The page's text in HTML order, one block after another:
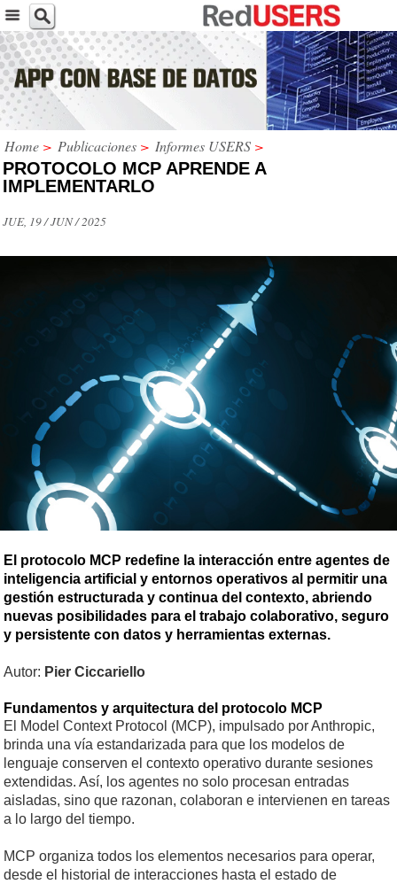
Home > Publicaciones > Informes USERS >
PROTOCOLO MCP APRENDE A
IMPLEMENTARLO
JUE, 19 / JUN / 2025
El protocolo MCP redefine la interacción entre agentes de
inteligencia artificial y entornos operativos al permitir una
gestión estructurada y continua del contexto, abriendo
nuevas posibilidades para el trabajo colaborativo, seguro
y persistente con datos y herramientas externas.
Autor: Pier Ciccariello
Fundamentos y arquitectura del protocolo MCP
El Model Context Protocol (MCP), impulsado por Anthropic,
brinda una vía estandarizada para que los modelos de
lenguaje conserven el contexto operativo durante sesiones
extendidas. Así, los agentes no solo procesan entradas
aisladas, sino que razonan, colaboran e intervienen en tareas
a lo largo del tiempo.
MCP organiza todos los elementos necesarios para operar,
desde el historial de interacciones hasta el estado de